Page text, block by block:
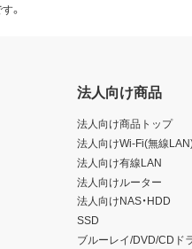
。
法人向け商品
法人向け商品トップ
法人向けWi-Fi(無線
法人向け有線LAN
法人向けルーター
法人向けNAS・HDD
SSD
ブルーレイ/DVD/CDド